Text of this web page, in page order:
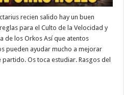
recien salido hay un buen
para el Culto de la Velocidad y
de los Orkos Así que atentos
pueden ayudar mucho a mejorar
Os toca estudiar. Rasgos del